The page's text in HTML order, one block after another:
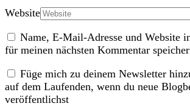
Website
Name, E-Mail-Adresse und Website
für meinen nächsten Kommentar
Füge mich zu deinem Newsletter
auf dem Laufenden, wenn du neue
veröffentlichst